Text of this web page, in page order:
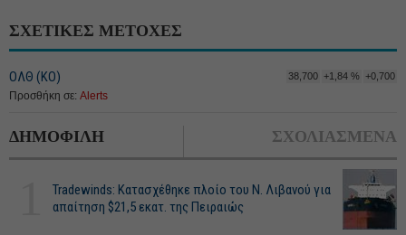
ΣΧΕΤΙΚΕΣ ΜΕΤΟΧΕΣ
ΟΛΘ (ΚΟ) 38,700 +1,84 % +0,700
Προσθήκη σε: Alerts
ΔΗΜΟΦΙΛΗ ΣΧΟΛΙΑΣΜΕΝΑ
Tradewinds: Κατασχέθηκε πλοίο του Ν. Λιβανού για
απαίτηση $21,5 εκατ. της Πειραιώς